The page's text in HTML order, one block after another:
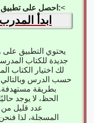
احصل على تطبيق التعلم:<
ابدأ المدرب
يحتوي التطبيق على
جديدة للكتاب
لك اختيار الكتاب
حسب الدرس وبالتالي
بطريقة
الحظ، لا يوجد
عدد قليل من
المسجلة، لذا